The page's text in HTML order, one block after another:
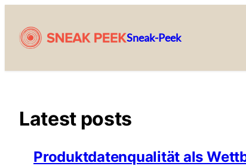
Inhalt
springen
Sneak-Peek
Latest posts
Produktdatenqualität als